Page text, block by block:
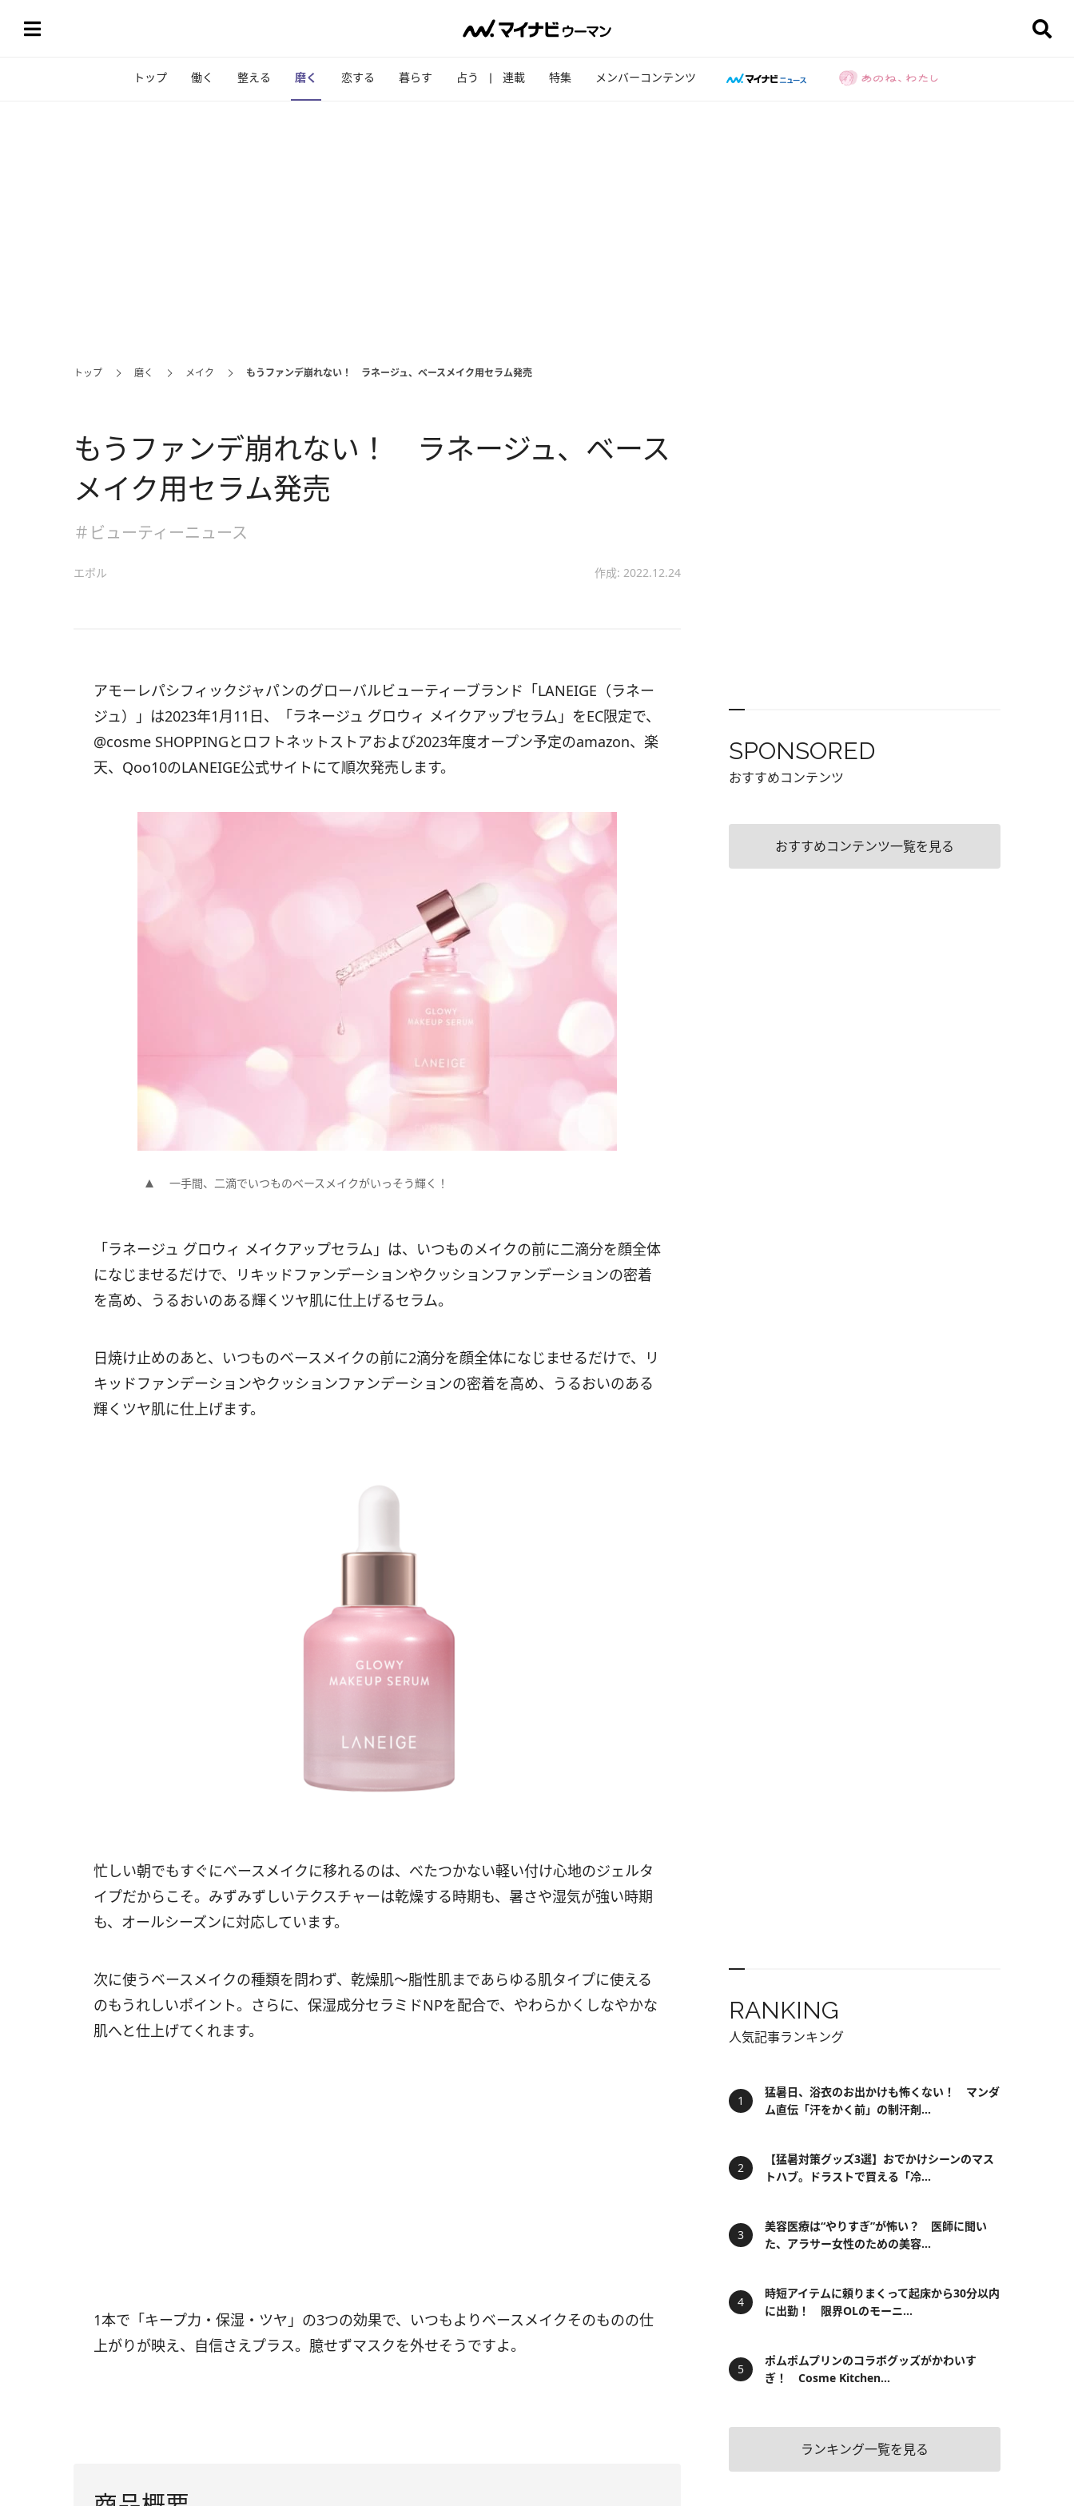
トップ 働く 整える 磨く 恋する 暮らす 占う 連載 特集 メンバーコンテンツ
トップ 磨く メイク もうファンデ崩れない！ ラネージュ、ベースメイク用セラム発売
もうファンデ崩れない！ ラネージュ、ベース
メイク用セラム発売
＃ビューティーニュース
エボル 作成: 2022.12.24
アモーレパシフィックジャパンのグローバルビューティーブランド「LANEIGE（ラネー
ジュ）」は2023年1月11日、「ラネージュ グロウィ メイクアップセラム」をEC限定で、
@cosme SHOPPINGとロフトネットストアおよび2023年度オープン予定のamazon、楽
天、Qoo10のLANEIGE公式サイトにて順次発売します。
一手間、二滴でいつものベースメイクがいっそう輝く！
「ラネージュ グロウィ メイクアップセラム」は、いつものメイクの前に二滴分を顔全体
になじませるだけで、リキッドファンデーションやクッションファンデーションの密着
を高め、うるおいのある輝くツヤ肌に仕上げるセラム。
日焼け止めのあと、いつものベースメイクの前に2滴分を顔全体になじませるだけで、リ
キッドファンデーションやクッションファンデーションの密着を高め、うるおいのある
輝くツヤ肌に仕上げます。
忙しい朝でもすぐにべースメイクに移れるのは、べたつかない軽い付け心地のジェルタ
イプだからこそ。みずみずしいテクスチャーは乾燥する時期も、暑さや湿気が強い時期
も、オールシーズンに対応しています。
次に使うベースメイクの種類を問わず、乾燥肌〜脂性肌まであらゆる肌タイプに使える
のもうれしいポイント。さらに、保湿成分セラミドNPを配合で、やわらかくしなやかな
肌へと仕上げてくれます。
1本で「キープ力・保湿・ツヤ」の3つの効果で、いつもよりベースメイクそのものの仕
上がりが映え、自信さえプラス。臆せずマスクを外せそうですよ。
SPONSORED
おすすめコンテンツ
おすすめコンテンツ一覧を見る
RANKING
人気記事ランキング
猛暑日、浴衣のお出かけも怖くない！ マンダ
ム直伝「汗をかく前」の制汗剤...
【猛暑対策グッズ3選】おでかけシーンのマス
トハブ。ドラストで買える「冷...
美容医療は“やりすぎ”が怖い？ 医師に聞い
た、アラサー女性のための美容...
時短アイテムに頼りまくって起床から30分以内
に出勤！ 限界OLのモーニ...
ポムポムプリンのコラボグッズがかわいす
ぎ！ Cosme Kitchen...
ランキング一覧を見る